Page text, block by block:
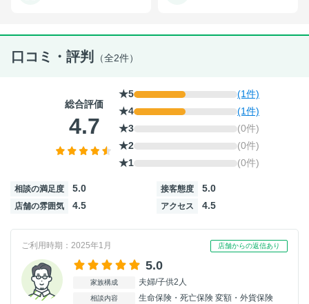
口コミ・評判 （全2件）
総合評価
4.7
★5
(1件)
★4
(1件)
★3
(0件)
★2
(0件)
★1
(0件)
相談の満足度 5.0 接客態度 5.0
店舗の雰囲気 4.5 アクセス 4.5
ご利用時期：2025年1月 店舗からの返信あり
5.0
家族構成 夫婦/子供2人
相談内容 生命保険・死亡保険 変額・外貨保険